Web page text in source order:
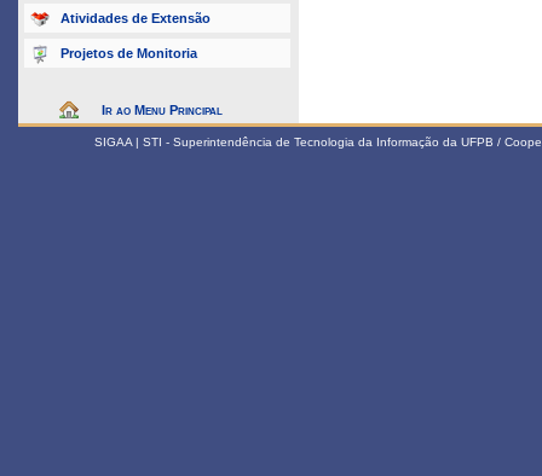
Atividades de Extensão
Projetos de Monitoria
Ir ao Menu Principal
SIGAA | STI - Superintendência de Tecnologia da Informação da UFPB /